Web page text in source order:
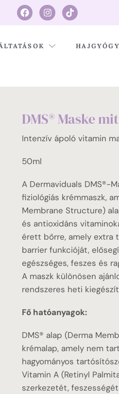
DMS® Maske
Intenzív ápoló vitamin
50ml
A Dermaviduals DMS®-
fiziológiás krémmaszk,
Membrane Structure)
és antioxidáns
érett bőrre, amely extra
barrier funkcióját,
egészséges, feszes és
A maszk különösen
rendszeres heti
Fő hatóanyagok:
DMS® alap (Derma
krémalap, amely nem
hagyományos
Vitamin A (Retinyl
szerkezetét,